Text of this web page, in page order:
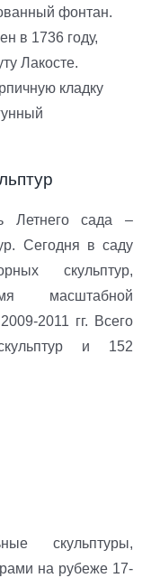
фонтан.
в 1736 году,
Лакосте.
кладку
Летнего сада –
Сегодня в саду
скульптур,
масштабной
2011 гг. Всего
и 152
скульптуры,
на рубеже 17-